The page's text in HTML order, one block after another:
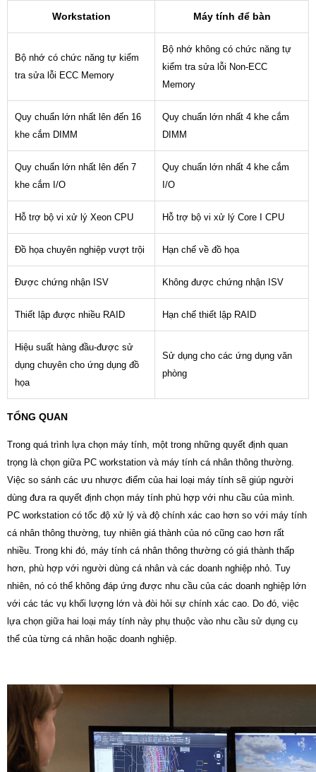
Workstation Máy tính để bàn
Bộ nhớ có chức năng tự kiểm
tra sửa lỗi ECC Memory
Bộ nhớ không có chức năng tự
kiểm tra sửa lỗi Non-ECC
Memory
Quy chuẩn lớn nhất lên đến 16
khe cắm DIMM
Quy chuẩn lớn nhất 4 khe cắm
DIMM
Quy chuẩn lớn nhất lên đến 7
khe cắm I/O
Quy chuẩn lớn nhất 4 khe cắm
I/O
Hỗ trợ bộ vi xử lý Xeon CPU Hỗ trợ bộ vi xử lý Core I CPU
Đồ họa chuyên nghiệp vượt trội Hạn chế về đồ họa
Được chứng nhận ISV Không được chứng nhận ISV
Thiết lập được nhiều RAID Hạn chế thiết lập RAID
Hiệu suất hàng đầu-được sử
dụng chuyên cho ứng dụng đồ
họa
Sử dụng cho các ứng dụng văn
phòng
TỔNG QUAN
Trong quá trình lựa chọn máy tính, một trong những quyết định quan
trọng là chọn giữa PC workstation và máy tính cá nhân thông thường.
Việc so sánh các ưu nhược điểm của hai loại máy tính sẽ giúp người
dùng đưa ra quyết định chọn máy tính phù hợp với nhu cầu của mình.
PC workstation có tốc độ xử lý và độ chính xác cao hơn so với máy tính
cá nhân thông thường, tuy nhiên giá thành của nó cũng cao hơn rất
nhiều. Trong khi đó, máy tính cá nhân thông thường có giá thành thấp
hơn, phù hợp với người dùng cá nhân và các doanh nghiệp nhỏ. Tuy
nhiên, nó có thể không đáp ứng được nhu cầu của các doanh nghiệp lớn
với các tác vụ khối lượng lớn và đòi hỏi sự chính xác cao. Do đó, việc
lựa chọn giữa hai loại máy tính này phụ thuộc vào nhu cầu sử dụng cụ
thể của từng cá nhân hoặc doanh nghiệp.